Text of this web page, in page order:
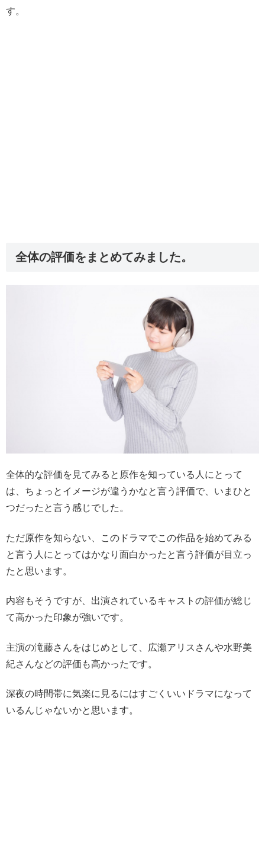
す。
全体の評価をまとめてみました。
全体的な評価を見てみると原作を知っている人にとって
は、ちょっとイメージが違うかなと言う評価で、いまひと
つだったと言う感じでした。
ただ原作を知らない、このドラマでこの作品を始めてみる
と言う人にとってはかなり面白かったと言う評価が目立っ
たと思います。
内容もそうですが、出演されているキャストの評価が総じ
て高かった印象が強いです。
主演の滝藤さんをはじめとして、広瀬アリスさんや水野美
紀さんなどの評価も高かったです。
深夜の時間帯に気楽に見るにはすごくいいドラマになって
いるんじゃないかと思います。